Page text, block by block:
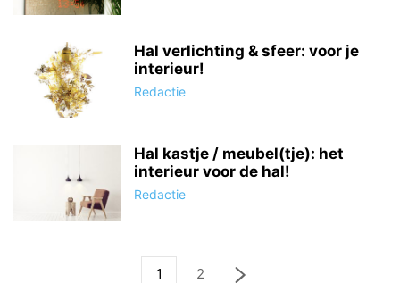
Hal verlichting & sfeer: voor je
interieur!
Redactie
Hal kastje / meubel(tje): het
interieur voor de hal!
Redactie
1 2